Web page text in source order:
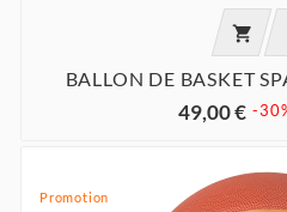

BALLON DE BASKET
49,00 € -
Promotion